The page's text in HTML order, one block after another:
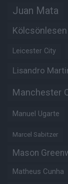
Juan Mata
Kölcsönlesen
Leicester City
Lisandro
Manchester
Manuel Ugarte
Marcel Sabitzer
Mason
Matheus Cunha